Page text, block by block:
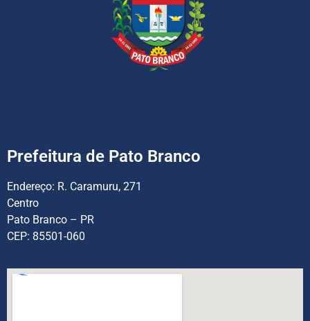
Prefeitura de Pato Branco
Endereço: R. Caramuru, 271
Centro
Pato Branco – PR
CEP: 85501-060